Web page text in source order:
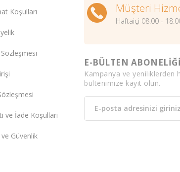
Koşulları
ve İade Koşulları
ve Güvenlik
Müşteri
Haftaiçi 08.00 -
E-BÜLTEN ABONELİĞİ
Kampanya ve yeniliklerden
bültenimize kayıt olun.